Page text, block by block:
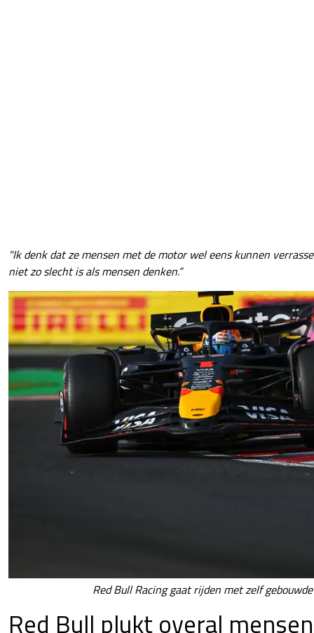
"Ik denk dat ze mensen met de motor wel eens kunnen
niet zo slecht is als mensen denken.”
Red Bull Racing gaat rijden met zelf
Red Bull plukt overal